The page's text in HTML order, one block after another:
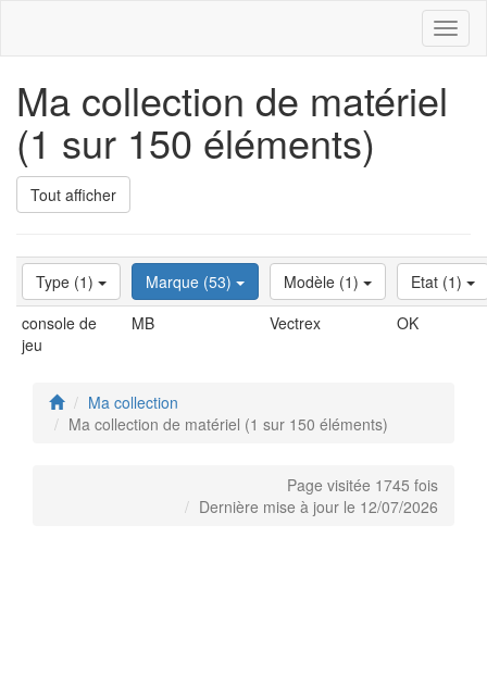
Ma collection de matériel
(1 sur 150 éléments)
Tout afficher
Type (1) Marque (53) Modèle (1)
Etat (1)
console de
jeu
MB Vectrex OK
Ma collection
Ma collection de matériel (1 sur 150 éléments)
Page visitée 1745 fois
Dernière mise à jour le 12/07/2026